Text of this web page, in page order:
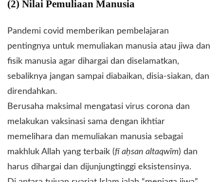
(2) Nilai Pemuliaan Manusia
Pandemi covid memberikan pembelajaran
pentingnya untuk memuliakan manusia atau jiwa dan
fisik manusia agar dihargai dan diselamatkan,
sebaliknya jangan sampai diabaikan, disia-siakan, dan
direndahkan.
Berusaha maksimal mengatasi virus corona dan
melakukan vaksinasi sama dengan ikhtiar
memelihara dan memuliakan manusia sebagai
makhluk Allah yang terbaik (fī aḥsan altaqwīm) dan
harus dihargai dan dijunjungtinggi eksistensinya.